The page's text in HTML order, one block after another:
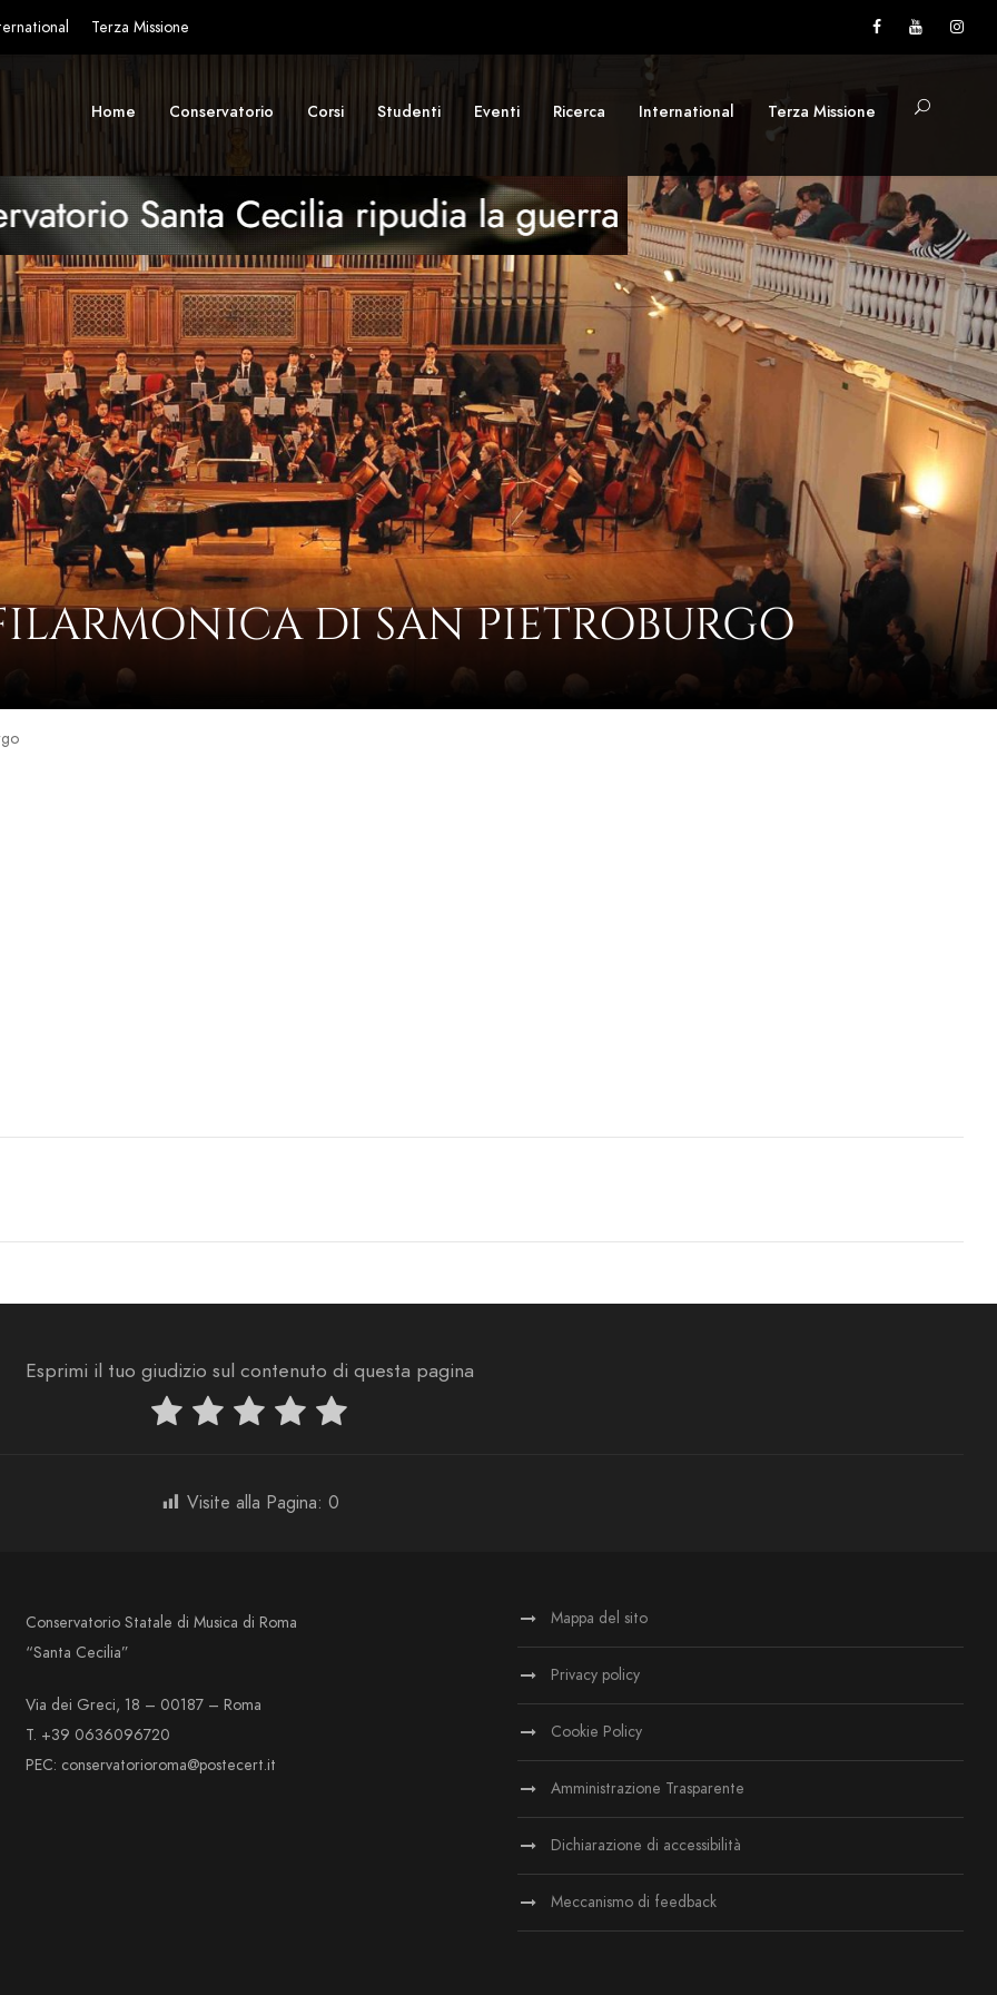
Terza Missione
Home Conservatorio Corsi Studenti Eventi Ricerca International Terza Missione
DI SAN PIETROBURGO
Esprimi il tuo giudizio sul contenuto di questa pagina
Visite alla Pagina: 0
Conservatorio Statale di Musica di Roma
“Santa Cecilia”
Via dei Greci, 18 – 00187 – Roma
T. +39 0636096720
PEC: conservatorioroma@postecert.it
Mappa del sito
Privacy policy
Cookie Policy
Amministrazione Trasparente
Dichiarazione di accessibilità
Meccanismo di feedback